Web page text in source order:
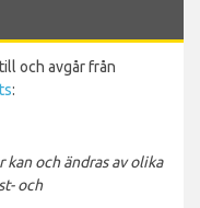
och avgår från
:
och ändras av olika
och